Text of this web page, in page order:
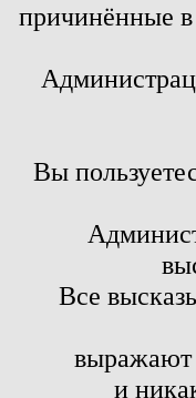
причинённые в
Вы
Все
выражают
и